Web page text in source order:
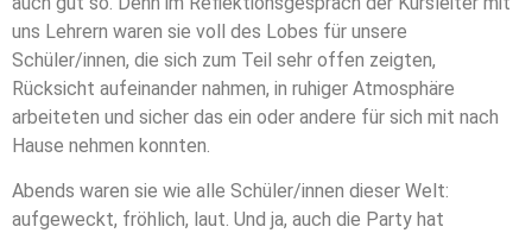
uns Lehrern waren sie voll des Lobes für unsere
Schüler/innen, die sich zum Teil sehr offen zeigten,
Rücksicht aufeinander nahmen, in ruhiger Atmosphäre
arbeiteten und sicher das ein oder andere für sich mit nach
Hause nehmen konnten.
Abends waren sie wie alle Schüler/innen dieser Welt:
aufgeweckt, fröhlich, laut. Und ja, auch die Party hat